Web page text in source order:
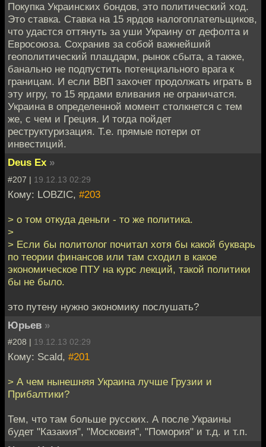
Покупка Украинских бондов, это политический ход.
Это ставка. Ставка на 15 ярдов налогоплательщиков,
что удастся оттянуть за уши Украину от дефолта и
Евросоюза. Сохранив за собой важнейший
геополитический плацдарм, рынок сбыта, а также,
банально не подпустить потенциального врага к
границам. И если ВВП захочет продолжать играть в
эту игру, то 15 ярдами вливания не ограничатся.
Украина в определенной момент столкнется с тем
же, с чем и Греция. И тогда пойдет
реструктуризация. Т.е. прямые потери от
инвестиций.
Deus Ex »
#207 | 19.12.13 02:29
Кому: LOBZIC, #203
> о том откуда деньги - то же политика.
>
> Если бы политолог почитал хотя бы какой букварь
по теории финансов или там сходил в какое
экономическое ПТУ на курс лекций, такой политики
бы не было.
это путену нужно экономику послушать?
Юрьев »
#208 | 19.12.13 02:29
Кому: Scald, #201
> А чем нынешняя Украина лучше Грузии и
Прибалтики?
Тем, что там больше русских. А после Украины
будет "Казакия", "Московия", "Помория" и т.д. и т.п.